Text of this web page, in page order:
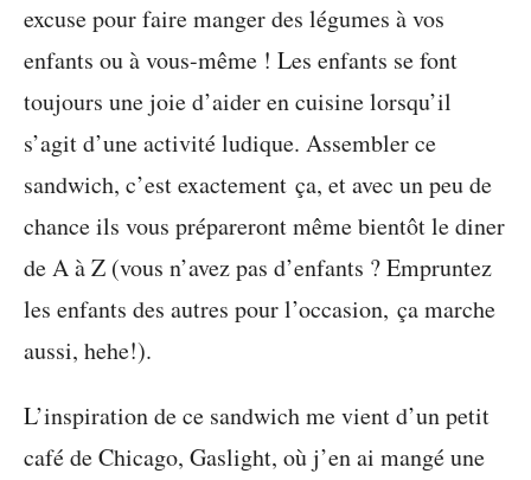
excuse pour faire manger des légumes à vos
enfants ou à vous-même ! Les enfants se font
toujours une joie d’aider en cuisine lorsqu’il
s’agit d’une activité ludique. Assembler ce
sandwich, c’est exactement ça, et avec un peu de
chance ils vous prépareront même bientôt le diner
de A à Z (vous n’avez pas d’enfants ? Empruntez
les enfants des autres pour l’occasion, ça marche
aussi, hehe!).
L’inspiration de ce sandwich me vient d’un petit
café de Chicago, Gaslight, où j’en ai mangé une